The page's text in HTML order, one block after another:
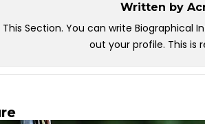
Written by
Section. You can write Biographical
out your profile. This is